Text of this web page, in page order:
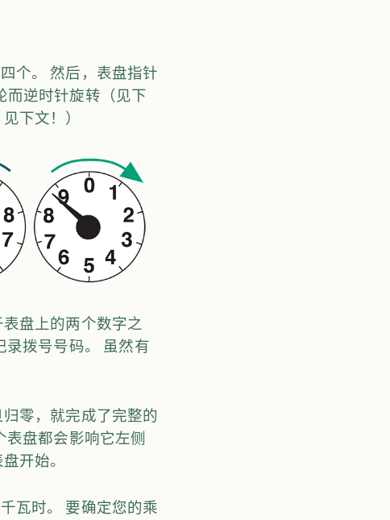
个。 然后，表盘指针
逆时针旋转（见下
下文！）
盘上的两个数字之
录拨号号码。 虽然有
零，就完成了完整的
盘都会影响它左侧
开始。
瓦时。 要确定您的乘